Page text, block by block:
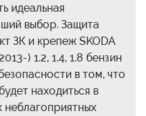
идеальная
выбор. Защита
ЗК и крепеж SKODA
) 1.2, 1.4, 1.8 бензин
в том, что
находиться в